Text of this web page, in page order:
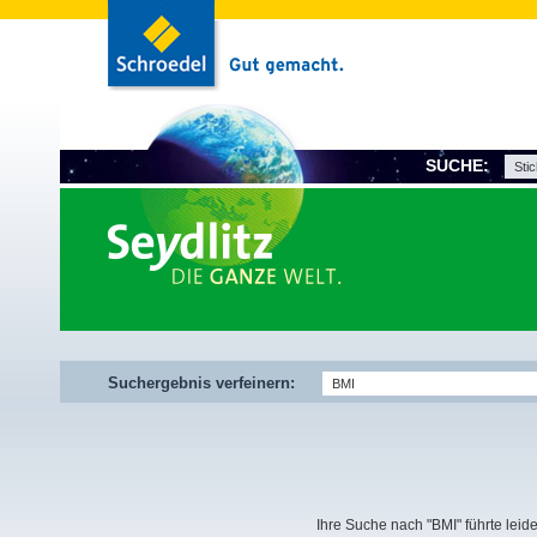
SUCHE:
Suchergebnis verfeinern:
Ihre Suche nach "BMI" führte